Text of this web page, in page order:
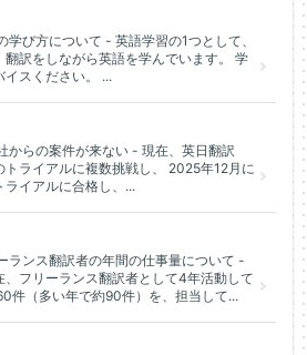
学び方について - 英語学習の1つとして、
訳をしながら英語を学んでいます。 学
スください。 ...
からの案件が来ない - 現在、英日翻訳
トライアルに複数挑戦し、 2025年12月に
イアルに合格し、...
ランス翻訳者の年間の仕事量について -
フリーランス翻訳者として4年活動して
件（多い年で約90件）を、担当して...